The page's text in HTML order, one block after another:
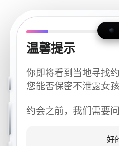
温馨提示
你即将看到当地寻找
您能否保密不泄露女孩
约会之前，我们需要
好